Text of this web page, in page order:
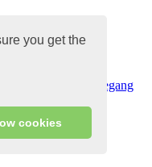
you get the
cookies
toegang